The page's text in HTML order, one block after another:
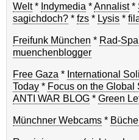
Welt* Indymedia *Annalist*
sagichdoch? * fzs * Lysis *
Freifunk München * Rad-
muenchenblogger
Free Gaza * International
Today * Focus on the Global
ANTI WAR BLOG * Green
Münchner Webcams *